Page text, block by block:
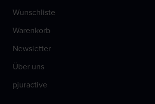
Wunschliste
Warenkorb
Newsletter
Über uns
pjuractive